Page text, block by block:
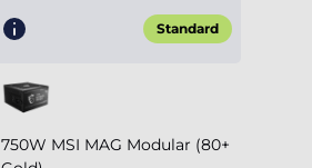
Standard
750W MSI MAG Modular (80+